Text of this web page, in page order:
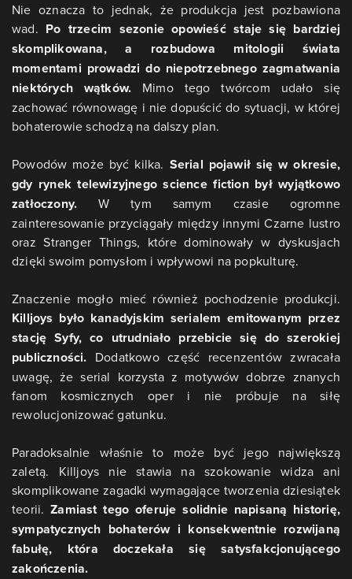
Nie oznacza to jednak, że produkcja jest pozbawiona
wad. Po trzecim sezonie opowieść staje się bardziej
skomplikowana, a rozbudowa mitologii świata
momentami prowadzi do niepotrzebnego zagmatwania
niektórych wątków. Mimo tego twórcom udało się
zachować równowagę i nie dopuścić do sytuacji, w której
bohaterowie schodzą na dalszy plan.
Powodów może być kilka. Serial pojawił się w okresie,
gdy rynek telewizyjnego science fiction był wyjątkowo
zatłoczony.W tym samym czasie ogromne
zainteresowanie przyciągały między innymi Czarne lustro
oraz Stranger Things, które dominowały w dyskusjach
dzięki swoim pomysłom i wpływowi na popkulturę.
Znaczenie mogło mieć również pochodzenie produkcji.
Killjoys było kanadyjskim serialem emitowanym przez
stację Syfy, co utrudniało przebicie się do szerokiej
publiczności. Dodatkowo część recenzentów zwracała
uwagę, że serial korzysta z motywów dobrze znanych
fanom kosmicznych oper i nie próbuje na siłę
rewolucjonizować gatunku.
Paradoksalnie właśnie to może być jego największą
zaletą. Killjoys nie stawia na szokowanie widza ani
skomplikowane zagadki wymagające tworzenia dziesiątek
teorii.Zamiast tego oferuje solidnie napisaną historię,
sympatycznych bohaterów i konsekwentnie rozwijaną
fabułę, która doczekała się satysfakcjonującego
zakończenia.